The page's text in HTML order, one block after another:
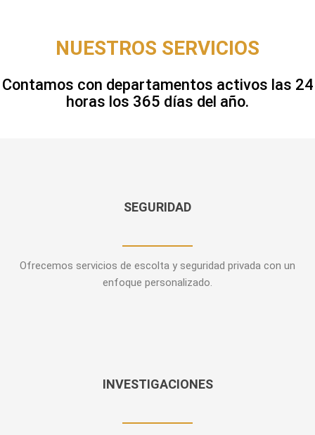
NUESTROS SERVICIOS
Contamos con departamentos activos las 24
horas los 365 días del año.
SEGURIDAD
Ofrecemos servicios de escolta y seguridad privada con un
enfoque personalizado.
INVESTIGACIONES